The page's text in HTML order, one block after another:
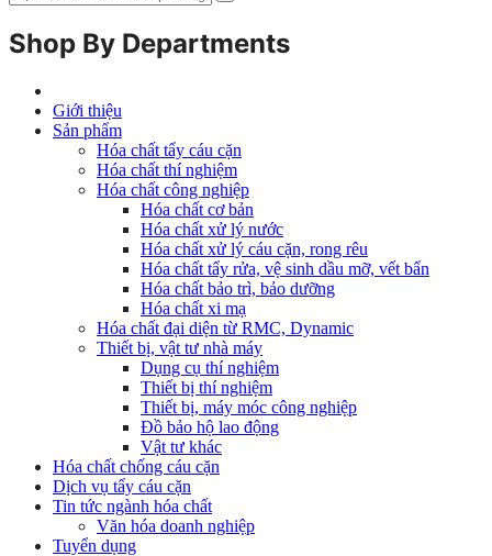
Shop By Departments
Giới thiệu
Sản phẩm
Hóa chất tẩy cáu cặn
Hóa chất thí nghiệm
Hóa chất công nghiệp
Hóa chất cơ bản
Hóa chất xử lý nước
Hóa chất xử lý cáu cặn, rong rêu
Hóa chất tẩy rửa, vệ sinh dầu mỡ, vết bẩn
Hóa chất bảo trì, bảo dưỡng
Hóa chất xi mạ
Hóa chất đại diện từ RMC, Dynamic
Thiết bị, vật tư nhà máy
Dụng cụ thí nghiệm
Thiết bị thí nghiệm
Thiết bị, máy móc công nghiệp
Đồ bảo hộ lao động
Vật tư khác
Hóa chất chống cáu cặn
Dịch vụ tẩy cáu cặn
Tin tức ngành hóa chất
Văn hóa doanh nghiệp
Tuyển dụng